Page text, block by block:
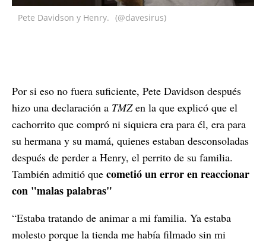
Pete Davidson y Henry. (@davesirus)
Por si eso no fuera suficiente, Pete Davidson después
hizo una declaración a TMZen la que explicó que el
cachorrito que compró ni siquiera era para él, era para
su hermana y su mamá, quienes estaban desconsoladas
después de perder a Henry, el perrito de su familia.
También admitió que cometió un error en reaccionar
con "malas palabras"
“Estaba tratando de animar a mi familia. Ya estaba
molesto porque la tienda me había filmado sin mi